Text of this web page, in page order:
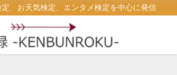
、お天気検定、エンタメ検定を中心に発信